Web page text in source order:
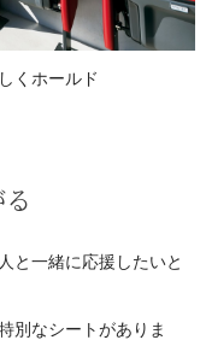
くホールド
と一緒に応援したいと
別なシートがありま